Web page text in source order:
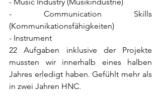
- Communication Skills
(Kommunikationsfähigkeiten)
- Instrument
22 Aufgaben inklusive der Projekte
mussten wir innerhalb eines halben
Jahres erledigt haben. Gefühlt mehr als
in zwei Jahren HNC.